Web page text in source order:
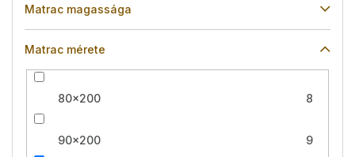
Matrac magassága
Matrac mérete
80x200 8
90x200 9